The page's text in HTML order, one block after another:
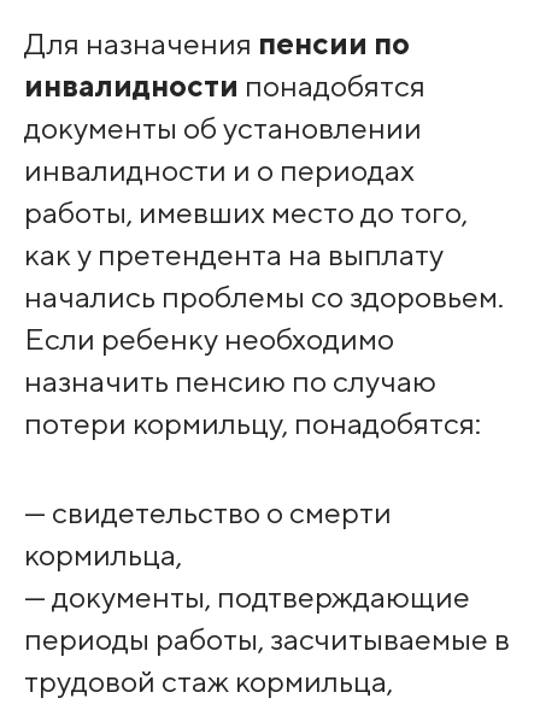
Для назначения пенсии по
инвалидности понадобятся
документы об установлении
инвалидности и о периодах
работы, имевших место до того,
как у претендента на выплату
начались проблемы со здоровьем.
Если ребенку необходимо
назначить пенсию по случаю
потери кормильцу, понадобятся:
— свидетельство о смерти
кормильца,
— документы, подтверждающие
периоды работы, засчитываемые в
трудовой стаж кормильца,